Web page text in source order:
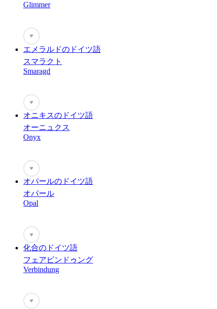
Glimmer
♥
エメラルドのドイツ語
スマラクト
Smaragd
♥
オニキスのドイツ語
オーニュクス
Onyx
♥
オパールのドイツ語
オパール
Opal
♥
化合のドイツ語
フェアビンドゥング
Verbindung
♥